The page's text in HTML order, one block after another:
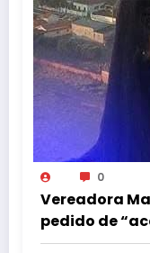
0
Vereadora
pedido de
institucional